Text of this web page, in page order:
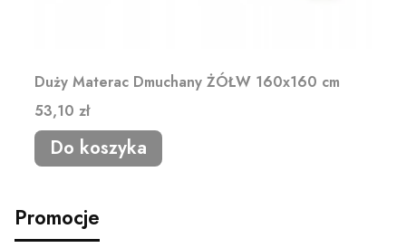
Duży Materac Dmuchany ŻÓŁW 160x160 cm
Cena
53,10 zł
Do koszyka
Promocje